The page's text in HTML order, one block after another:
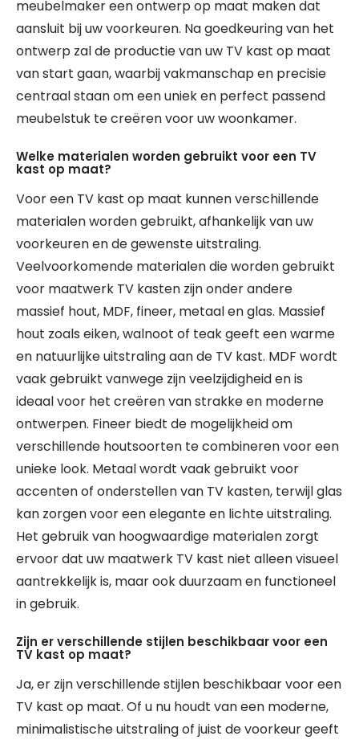
meubelmaker een ontwerp op maat maken dat
aansluit bij uw voorkeuren. Na goedkeuring van het
ontwerp zal de productie van uw TV kast op maat
van start gaan, waarbij vakmanschap en precisie
centraal staan om een uniek en perfect passend
meubelstuk te creëren voor uw woonkamer.
Welke materialen worden gebruikt voor een TV
kast op maat?
Voor een TV kast op maat kunnen verschillende
materialen worden gebruikt, afhankelijk van uw
voorkeuren en de gewenste uitstraling.
Veelvoorkomende materialen die worden gebruikt
voor maatwerk TV kasten zijn onder andere
massief hout, MDF, fineer, metaal en glas. Massief
hout zoals eiken, walnoot of teak geeft een warme
en natuurlijke uitstraling aan de TV kast. MDF wordt
vaak gebruikt vanwege zijn veelzijdigheid en is
ideaal voor het creëren van strakke en moderne
ontwerpen. Fineer biedt de mogelijkheid om
verschillende houtsoorten te combineren voor een
unieke look. Metaal wordt vaak gebruikt voor
accenten of onderstellen van TV kasten, terwijl glas
kan zorgen voor een elegante en lichte uitstraling.
Het gebruik van hoogwaardige materialen zorgt
ervoor dat uw maatwerk TV kast niet alleen visueel
aantrekkelijk is, maar ook duurzaam en functioneel
in gebruik.
Zijn er verschillende stijlen beschikbaar voor een
TV kast op maat?
Ja, er zijn verschillende stijlen beschikbaar voor een
TV kast op maat. Of u nu houdt van een moderne,
minimalistische uitstraling of juist de voorkeur geeft